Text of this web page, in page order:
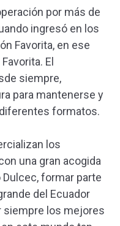
por más de
ingresó en los
Favorita, en ese
El
siempre,
para mantenerse y
formatos.
los
una gran acogida
Dulcec, formar parte
del Ecuador
siempre los mejores